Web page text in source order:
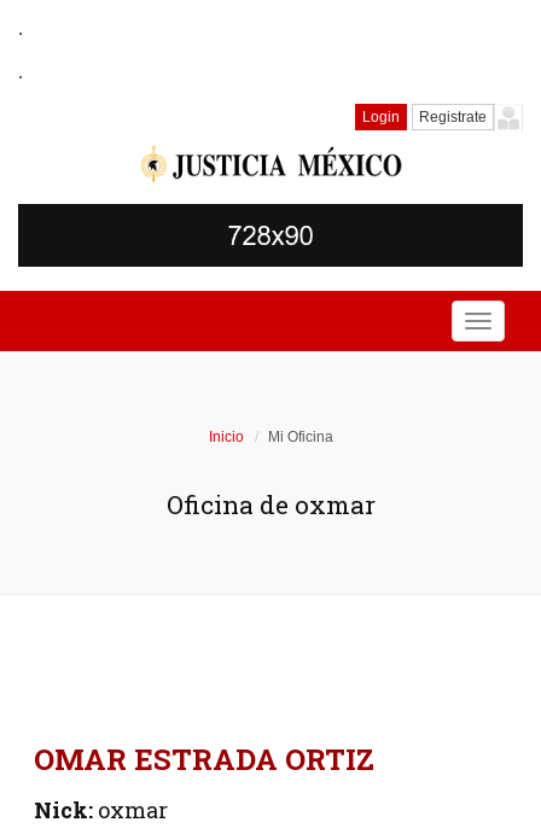
.
.
Login Registrate
Toggle
Inicio Mi Oficina
Oficina de oxmar
OMAR ESTRADA ORTIZ
Nick:oxmar